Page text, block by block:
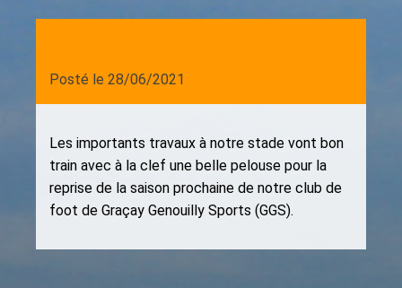
Posté le 28/06/2021
Les importants travaux à notre stade vont bon
train avec à la clef une belle pelouse pour la
reprise de la saison prochaine de notre club de
foot de Graçay Genouilly Sports (GGS).